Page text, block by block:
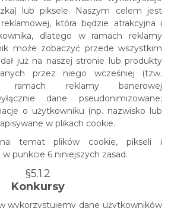
lub piksele. Naszym celem jest
która będzie atrakcyjna i
dlatego w ramach reklamy
może zobaczyć przede wszystkim
już na naszej stronie lub produkty
przez niego wcześniej (tzw.
ramach reklamy banerowej
dane pseudonimizowane;
o użytkowniku (np. nazwisko lub
w plikach cookie.
temat plików cookie, pikseli i
punkcie 6 niniejszych zasad.
§5.1.2
Konkursy
wykorzystujemy dane użytkowników